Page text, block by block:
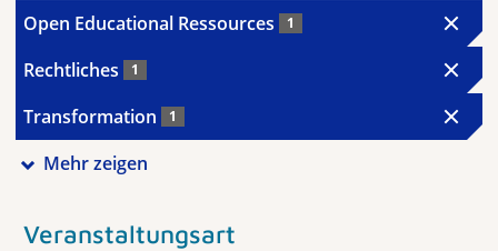
Open Educational Ressources 1
Rechtliches 1
Transformation 1
Mehr zeigen
Veranstaltungsart